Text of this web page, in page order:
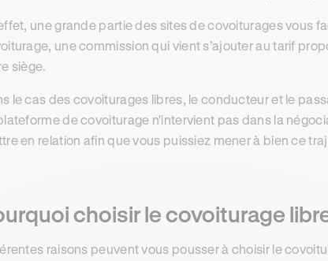
une grande partie des sites de covoiturages vous
une commission qui vient s’ajouter au tarif
siège.
le cas des covoiturages libres, le conducteur et le
de covoiturage n'intervient pas dans la
en relation afin que vous puissiez mener à bien ce
choisir le covoiturage
raisons peuvent vous pousser à choisir le